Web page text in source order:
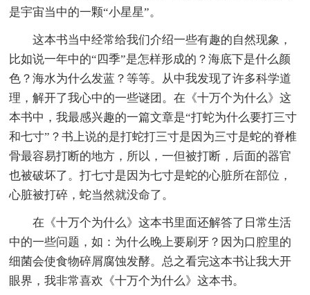
是宇宙当中的一颗“小星星”。
这本书当中经常给我们介绍一些有趣的自然现象，
比如说一年中的“四季”是怎样形成的？海底下是什么颜
色？海水为什么发蓝？等等。从中我发现了许多科学道
理，解开了我心中的一些谜团。在《十万个为什么》这
本书中，我最感兴趣的一篇文章是“打蛇为什么要打三寸
和七寸”？书上说的是打蛇打三寸是因为三寸是蛇的脊椎
骨最容易打断的地方，所以，一但被打断，后面的器官
也被破坏了。打七寸是因为七寸是蛇的心脏所在部位，
心脏被打碎，蛇当然就没命了。
在《十万个为什么》这本书里面还解答了日常生活
中的一些问题，如：为什么晚上要刷牙？因为口腔里的
细菌会使食物碎屑腐蚀发酵。总之看完这本书让我大开
眼界，我非常喜欢《十万个为什么》这本书。